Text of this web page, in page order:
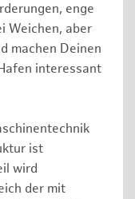
enge
Weichen, aber
machen Deinen
interessant
ist
wird
der mit